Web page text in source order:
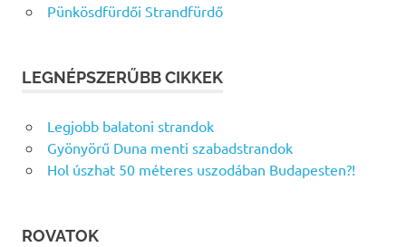
Pünkösdfürdői Strandfürdő
LEGNÉPSZERŰBB CIKKEK
Legjobb balatoni strandok
Gyönyörű Duna menti szabadstrandok
Hol úszhat 50 méteres uszodában Budapesten?!
ROVATOK